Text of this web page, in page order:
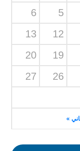
»
5
6
12
13
19
20
26
27